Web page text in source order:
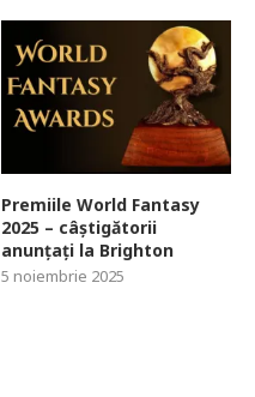
Premiile World Fantasy
2025 – câștigătorii
anunțați la Brighton
5 noiembrie 2025